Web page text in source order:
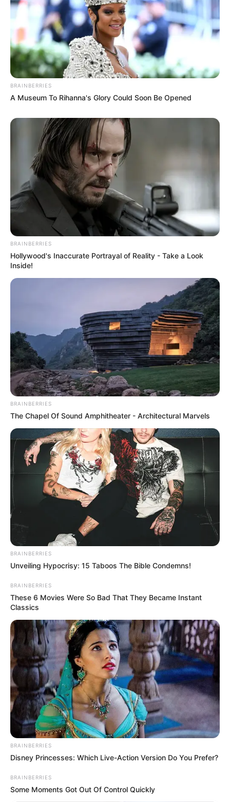
BRAINBERRIES
A Museum To Rihanna's Glory Could Soon Be Opened
BRAINBERRIES
Hollywood's Inaccurate Portrayal of Reality - Take a Look
Inside!
BRAINBERRIES
The Chapel Of Sound Amphitheater - Architectural Marvels
BRAINBERRIES
Unveiling Hypocrisy: 15 Taboos The Bible Condemns!
BRAINBERRIES
These 6 Movies Were So Bad That They Became Instant
Classics
BRAINBERRIES
Disney Princesses: Which Live-Action Version Do You Prefer?
BRAINBERRIES
Some Moments Got Out Of Control Quickly